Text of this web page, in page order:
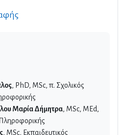
, PhD, MSc, π. Σχολικός
Μαρία Δήμητρα, MSc, MEd,
, MSc, Εκπαιδευτικός